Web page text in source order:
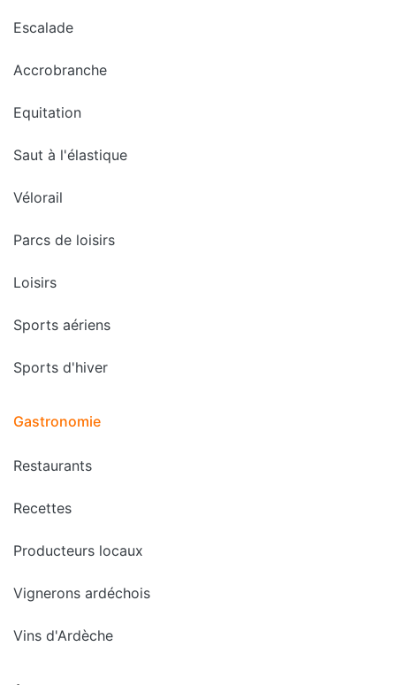
Escalade
Accrobranche
Equitation
Saut à l'élastique
Vélorail
Parcs de loisirs
Loisirs
Sports aériens
Sports d'hiver
Gastronomie
Restaurants
Recettes
Producteurs locaux
Vignerons ardéchois
Vins d'Ardèche